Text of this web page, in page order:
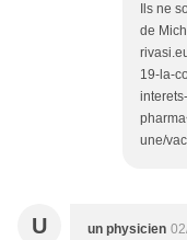
Ils ne
de
19-la-
une/
U un physicien